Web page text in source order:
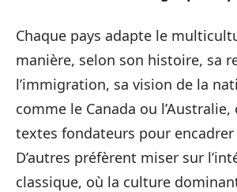
Chaque pays adapte le
manière, selon son histoire, sa
l’immigration, sa vision de la
comme le Canada ou
textes fondateurs pour
D’autres préfèrent miser sur
classique, où la culture